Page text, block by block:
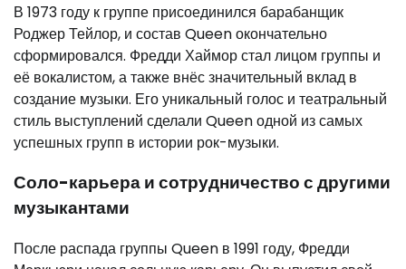
В 1973 году к группе присоединился барабанщик
Роджер Тейлор, и состав Queen окончательно
сформировался. Фредди Хаймор стал лицом группы и
её вокалистом, а также внёс значительный вклад в
создание музыки. Его уникальный голос и театральный
стиль выступлений сделали Queen одной из самых
успешных групп в истории рок-музыки.
Соло-карьера и сотрудничество с другими
музыкантами
После распада группы Queen в 1991 году, Фредди